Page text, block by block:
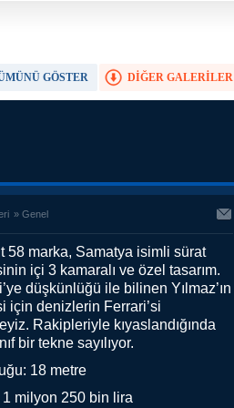
DİĞER GALERİLER
GÖSTER
» Genel
58 marka, Samatya isimli sürat
içi 3 kamaralı ve özel tasarım.
düşkünlüğü ile bilinen Yılmaz’ın
için denizlerin Ferrari’si
Rakipleriyle kıyaslandığında
bir tekne sayılıyor.
18 metre
1 milyon 250 bin lira